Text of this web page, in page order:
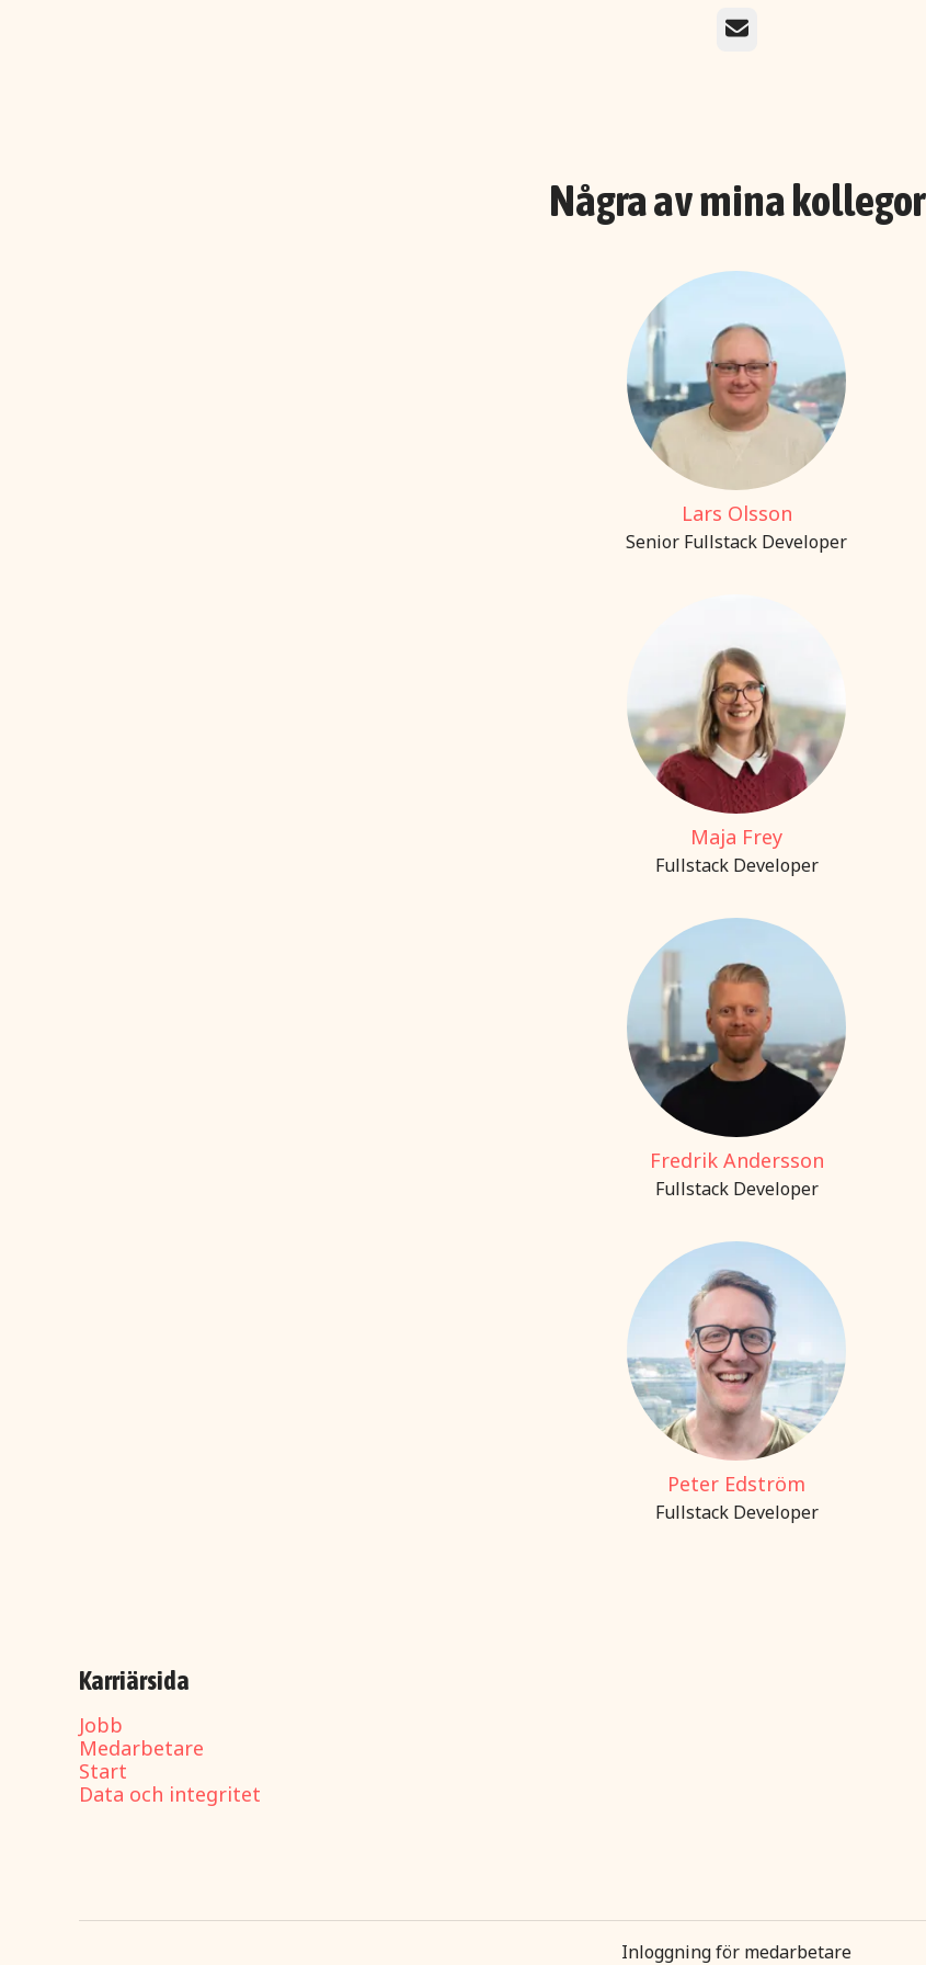
E-post
Några av mina kollegor
Lars Olsson
Senior Fullstack Developer
Maja Frey
Fullstack Developer
Fredrik Andersson
Fullstack Developer
Peter Edström
Fullstack Developer
Karriärsida
Jobb
Medarbetare
Start
Data och integritet
Inloggning för medarbetare